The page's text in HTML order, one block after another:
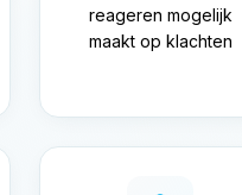
reageren mogelijk
maakt op klachten